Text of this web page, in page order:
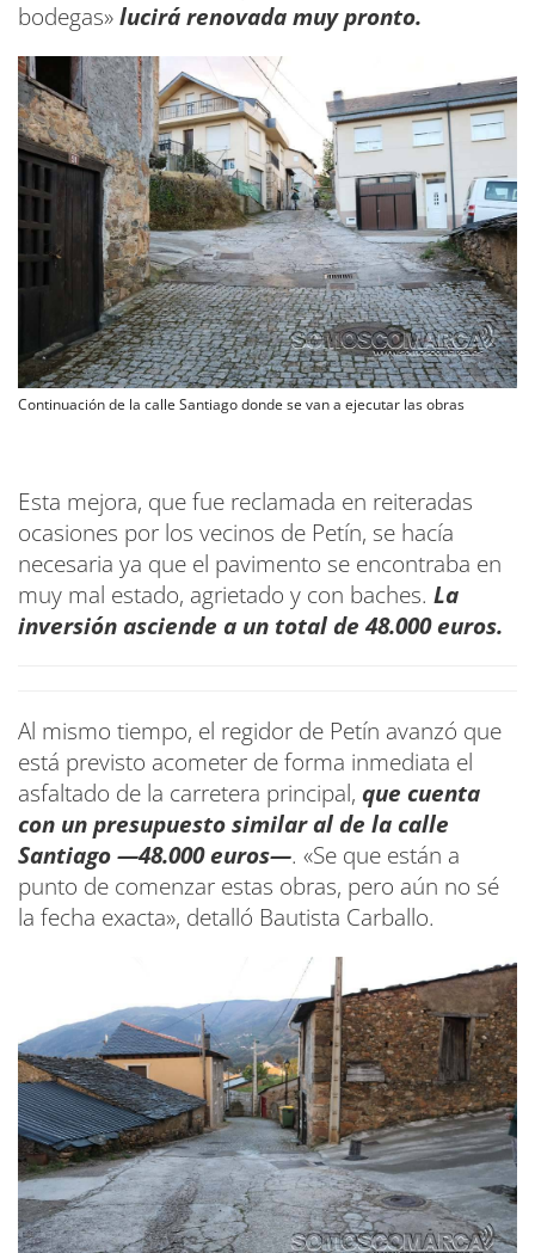
bodegas»lucirá renovada muy pronto.
Continuación de la calle Santiago donde se van a ejecutar las obras
Esta mejora, que fue reclamada en reiteradas
ocasiones por los vecinos de Petín, se hacía
necesaria ya que el pavimento se encontraba en
muy mal estado, agrietado y con baches. La
inversión asciende a un total de 48.000 euros.
Al mismo tiempo, el regidor de Petín avanzó que
está previsto acometer de forma inmediata el
asfaltado de la carretera principal, que cuenta
con un presupuesto similar al de la calle
Santiago —48.000 euros—. «Se que están a
punto de comenzar estas obras, pero aún no sé
la fecha exacta», detalló Bautista Carballo.